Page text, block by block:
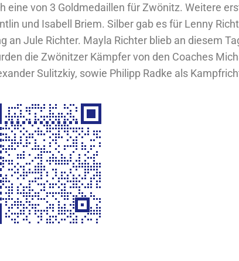
eine von 3 Goldmedaillen für Zwönitz. Weitere
und Isabell Briem. Silber gab es für Lenny
an Jule Richter. Mayla Richter blieb an diesem
die Zwönitzer Kämpfer von den Coaches
Sulitzkiy, sowie Philipp Radke als